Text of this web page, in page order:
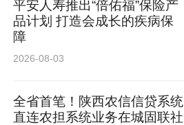
平安人寿推出“倍佑福”保险产
品计划 打造会成长的疾病保
障
2026-08-03
全省首笔！陕西农信信贷系统
直连农担系统业务在城固联社